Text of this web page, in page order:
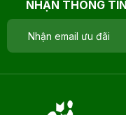
NHẬN THÔNG